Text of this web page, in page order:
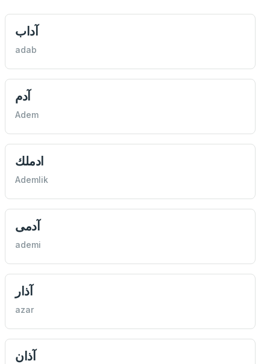
آداب
adab
آدم
Adem
ادملك
Ademlik
آدمی
ademi
آذار
azar
‌آذان